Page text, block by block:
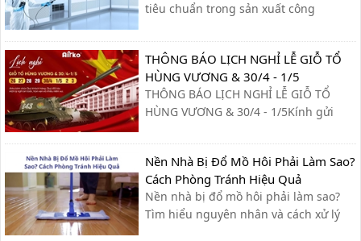
tiêu chuẩn trong sản xuất công
và nâng cao chất lượng sản phẩm.
THÔNG BÁO LỊCH NGHỈ LỄ GIỖ TỔ
HÙNG VƯƠNG & 30/4 - 1/5
THÔNG BÁO LỊCH NGHỈ LỄ GIỖ TỔ
HÙNG VƯƠNG & 30/4 - 1/5Kính gửi
ty xin trân trọng thông báo lịch nghỉ lễ
như sau:- Giỗ Tổ Hùng Vương: Nghỉ
ngày 26/04 – 27/04- Giải phóng miền
Nam & Quốc tế Lao động (30/4 - ...
Nền Nhà Bị Đổ Mồ Hôi Phải Làm Sao?
Cách Phòng Tránh Hiệu Quả
Nền nhà bị đổ mồ hôi phải làm sao?
Tìm hiểu nguyên nhân và cách xử lý